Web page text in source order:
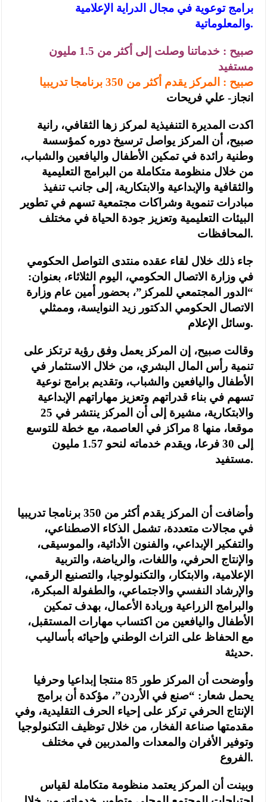
برامج توعوية في مجال الدراية الإعلامية
والمعلوماتية.
صبيح : خدماتنا وصلت إلى أكثر من 1.5 مليون
مستفيد
صبيح : المركز يقدم أكثر من 350 برنامجا تدريبيا
انجاز- علي فريحات
اكدت المديرة التنفيذية لمركز زها الثقافي، رانية
صبيح، أن المركز يواصل ترسيخ دوره كمؤسسة
وطنية رائدة في تمكين الأطفال واليافعين والشباب،
من خلال منظومة متكاملة من البرامج التعليمية
والثقافية والإبداعية والابتكارية، إلى جانب تنفيذ
مبادرات تنموية وشراكات مجتمعية تسهم في تطوير
البيئات التعليمية وتعزيز جودة الحياة في مختلف
المحافظات.
جاء ذلك خلال لقاء عقده منتدى التواصل الحكومي
في وزارة الاتصال الحكومي، اليوم الثلاثاء، بعنوان:
“الدور المجتمعي للمركز”، بحضور أمين عام وزارة
الاتصال الحكومي الدكتور زيد النوايسة، وممثلي
وسائل الإعلام.
وقالت صبيح، إن المركز يعمل وفق رؤية ترتكز على
تنمية رأس المال البشري، من خلال الاستثمار في
الأطفال واليافعين والشباب، وتقديم برامج نوعية
تسهم في بناء قدراتهم وتعزيز مهاراتهم الإبداعية
والابتكارية، مشيرة إلى أن المركز ينتشر في 25
موقعا، منها 8 مراكز في العاصمة، مع خطة للتوسع
إلى 30 فرعا، ويقدم خدماته لنحو 1.57 مليون
مستفيد.
وأضافت أن المركز يقدم أكثر من 350 برنامجا تدريبيا
في مجالات متعددة، تشمل الذكاء الاصطناعي،
والتفكير الإبداعي، والفنون الأدائية، والموسيقى،
والإنتاج الحرفي، واللغات، والرياضة، والتربية
الإعلامية، والابتكار، والتكنولوجيا، والتصنيع الرقمي،
والإرشاد النفسي والاجتماعي، والطفولة المبكرة،
والبرامج الزراعية وريادة الأعمال، بهدف تمكين
الأطفال واليافعين من اكتساب مهارات المستقبل،
مع الحفاظ على التراث الوطني وإحيائه بأساليب
حديثة.
وأوضحت أن المركز طور 85 منتجا إبداعيا وحرفيا
يحمل شعار: “صنع في الأردن”، مؤكدة أن برامج
الإنتاج الحرفي تركز على إحياء الحرف التقليدية، وفي
مقدمتها صناعة الفخار، من خلال توظيف التكنولوجيا
وتوفير الأفران والمعدات والمدربين في مختلف
الفروع.
وبينت أن المركز يعتمد منظومة متكاملة لقياس